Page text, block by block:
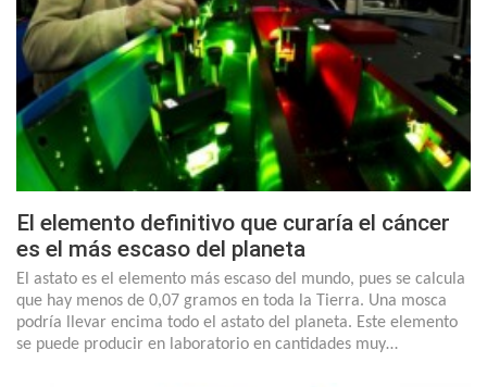
El elemento definitivo que curaría el cáncer
es el más escaso del planeta
El astato es el elemento más escaso del mundo, pues se calcula
que hay menos de 0,07 gramos en toda la Tierra. Una mosca
podría llevar encima todo el astato del planeta. Este elemento
se puede producir en laboratorio en cantidades muy…